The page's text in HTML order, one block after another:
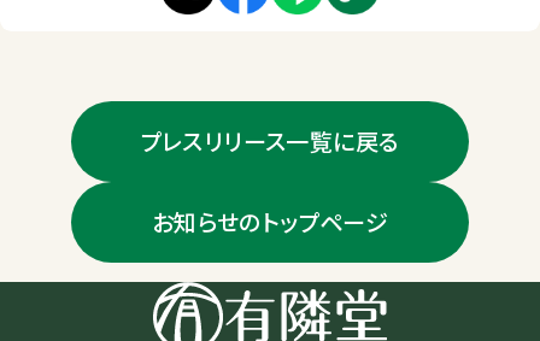
プレスリリース一覧に戻る
お知らせのトップページ